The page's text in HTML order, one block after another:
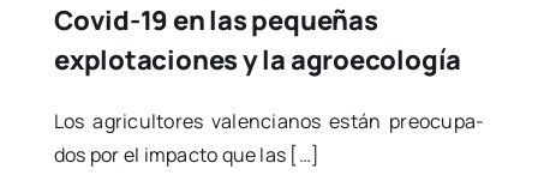
Covid-19 en las pequeñas
explotaciones y la agroecología
Los agri­cul­to­res valen­cia­nos están preo­cu­pa­
dos por el impac­to que las […]